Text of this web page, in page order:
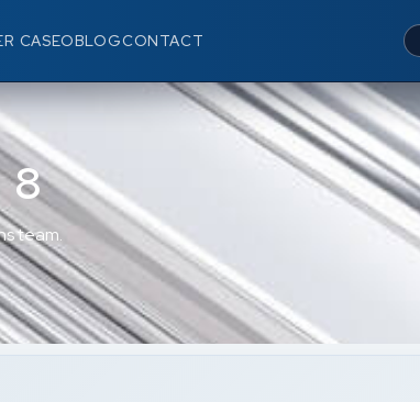
CASEOBLOGCONTACT
8
team.